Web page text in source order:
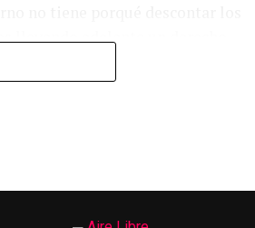
llevando adelante un derecho